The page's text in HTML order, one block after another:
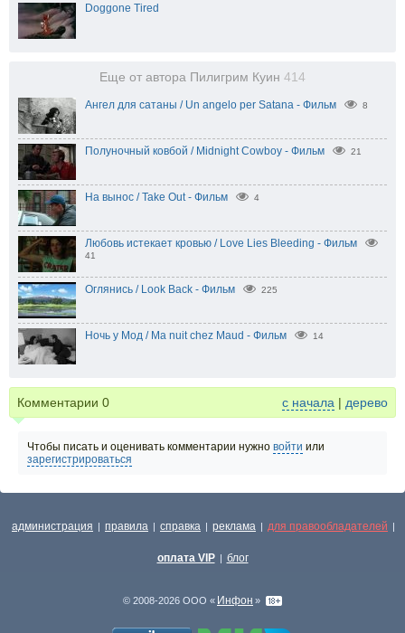
Doggone Tired
Еще от автора Пилигрим Куин 414
Ангел для сатаны / Un angelo per Satana - Фильм 8
Полуночный ковбой / Midnight Cowboy - Фильм 21
На вынос / Take Out - Фильм 4
Любовь истекает кровью / Love Lies Bleeding - Фильм
41
Оглянись / Look Back - Фильм 225
Ночь у Мод / Ma nuit chez Maud - Фильм 14
Комментарии 0 с начала | дерево
Чтобы писать и оценивать комментарии нужно войти или
зарегистрироваться
администрация | правила | справка | реклама | для правообладателей |
оплата VIP | блог
© 2008-2026 ООО « Инфон »